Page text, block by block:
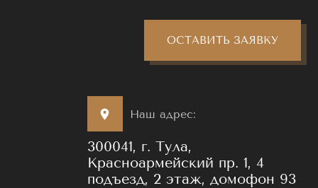
ОСТАВИТЬ ЗАЯВКУ
Наш адрес:
300041, г. Тула,
Красноармейский пр. 1, 4
подъезд, 2 этаж, домофон 93